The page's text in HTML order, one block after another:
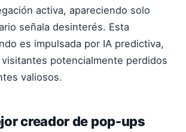
activa, apareciendo solo
señala desinterés. Esta
es impulsada por IA predictiva,
potencialmente perdidos
valiosos.
creador de pop-ups